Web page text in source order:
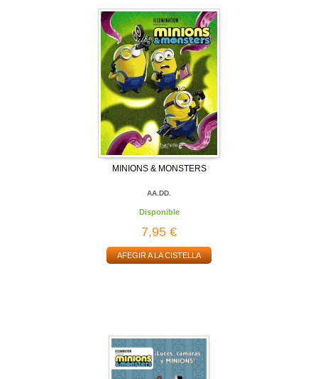
MINIONS & MONSTERS
AA.DD.
Disponible
7,95 €
AFEGIR A LA CISTELLA